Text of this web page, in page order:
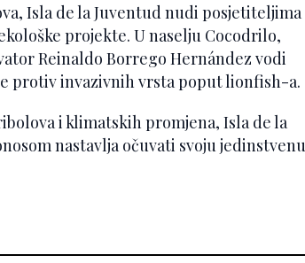
Isla de la Juventud nudi posjetiteljima
projekte. U naselju Cocodrilo,
Reinaldo Borrego Hernández vodi
protiv invazivnih vrsta poput lionfish-a.
i klimatskih promjena, Isla de la
nastavlja očuvati svoju jedinstvenu